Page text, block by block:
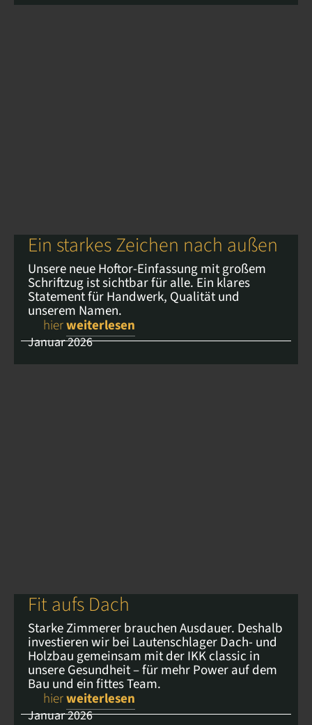
Ein starkes Zeichen nach außen
Unsere neue Hoftor-Einfassung mit großem
Schriftzug ist sichtbar für alle. Ein klares
Statement für Handwerk, Qualität und
unserem Namen.
hierweiterlesen
Januar 2026
Fit aufs Dach
Starke Zimmerer brauchen Ausdauer. Deshalb
investieren wir bei Lautenschlager Dach- und
Holzbau gemeinsam mit der IKK classic in
unsere Gesundheit – für mehr Power auf dem
Bau und ein fittes Team.
hierweiterlesen
Januar 2026